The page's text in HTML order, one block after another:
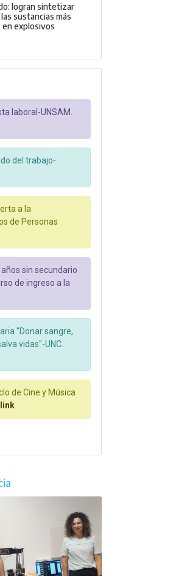
logran sintetizar
sustancias más
en explosivos
laboral-UNSAM.
del trabajo-
a la
de Personas
sin secundario
de ingreso a la
"Donar sangre,
vidas"-UNC.
de Cine y Música
link